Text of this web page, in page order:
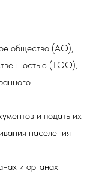
общество (АО),
(ТОО),
и подать их
населения
и органах